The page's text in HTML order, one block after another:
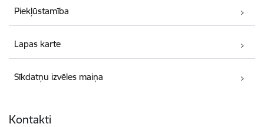
Piekļūstamība
Lapas karte
Sīkdatņu izvēles maiņa
Kontakti